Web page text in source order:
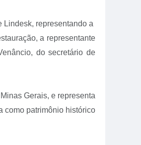
Lindesk, representando a
a representante
do secretário de
Gerais, e representa
como patrimônio histórico